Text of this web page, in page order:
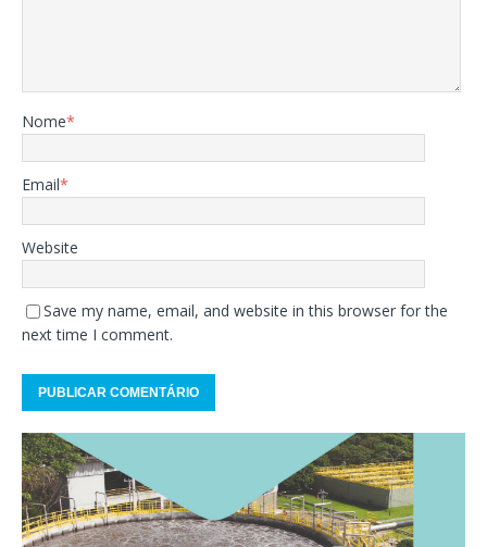
Nome*
Email*
Website
Save my name, email, and website in this browser for the
next time I comment.